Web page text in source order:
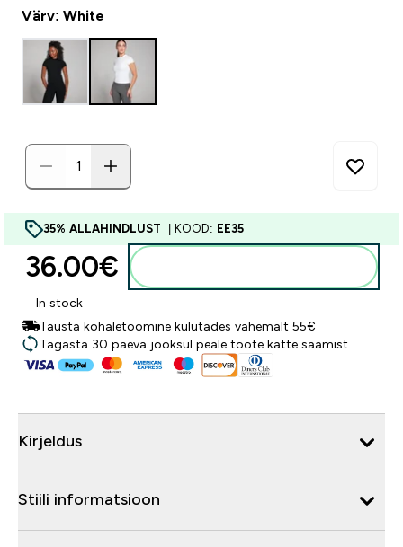
Värv: White
35% ALLAHINDLUST | KOOD: EE35
36.00€‎
In stock
Tausta kohaletoomine kulutades vähemalt 55€
Tagasta 30 päeva jooksul peale toote kätte saamist
Kirjeldus
Stiili informatsioon